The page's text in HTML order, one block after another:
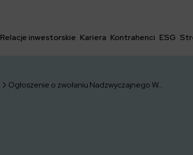
Relacje inwestorskie Kariera Kontrahenci ESG
Ogłoszenie o zwołaniu Nadzwyczajnego Walnego Zgromadzenia ELEKTROTIM S.A. na 08.10.2019r.